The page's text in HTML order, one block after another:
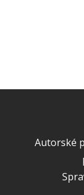
Autorské